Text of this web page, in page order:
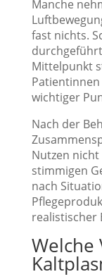
Manche
fast nichts.
Mittelpunkt
wichtiger
Nach der
Nutzen
stimmigen
nach
realistischer
Welche